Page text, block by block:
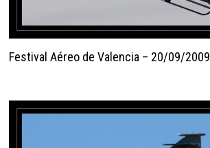
Festival Aéreo de Valencia – 20/09/2009